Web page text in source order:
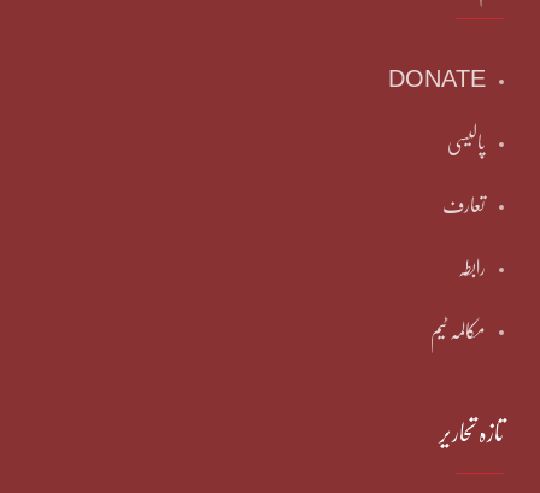
DONATE
پالیسی
تعارف
رابطہ
مکالمہ ٹیم
تازہ تحاریر